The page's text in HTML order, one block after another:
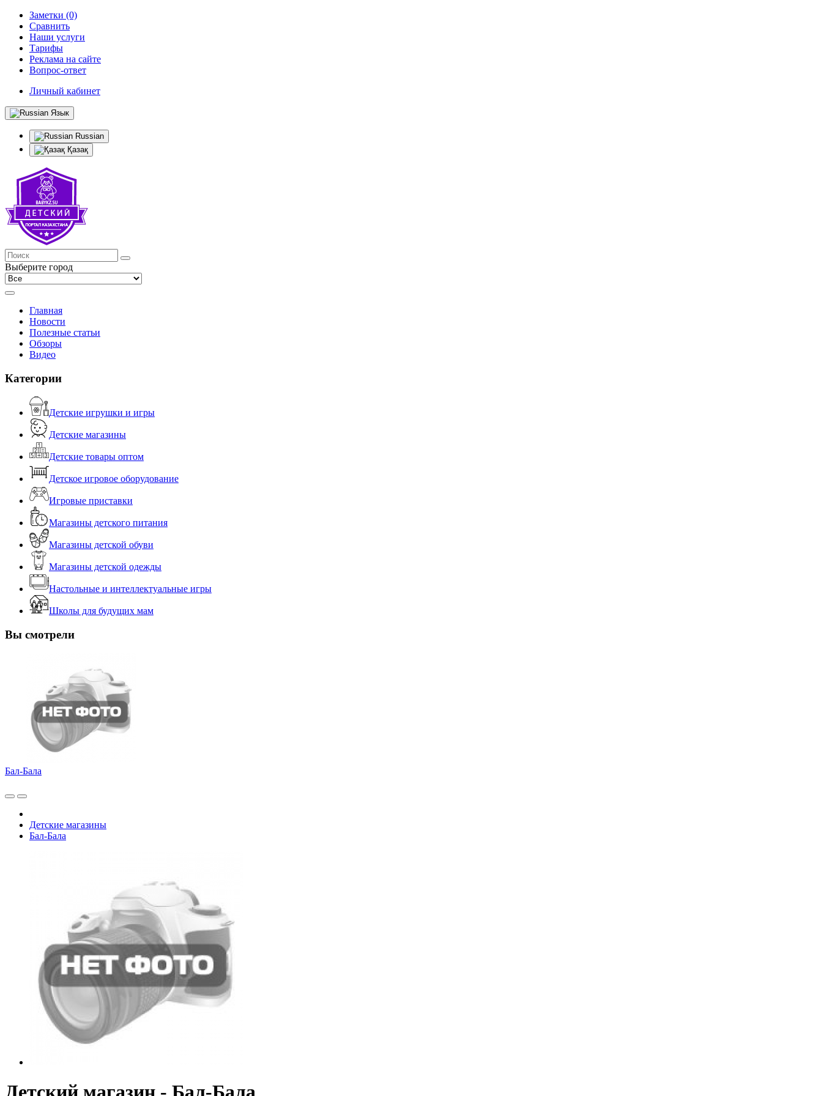
Заметки (0)
Сравнить
Наши услуги
Тарифы
Реклама на сайте
Вопрос-ответ
Личный кабинет
Язык
Russian
Қазақ
Выберите город
Главная
Новости
Полезные статьи
Обзоры
Видео
Категории
Детские игрушки и игры
Детские магазины
Детские товары оптом
Детское игровое оборудование
Игровые приставки
Магазины детского питания
Магазины детской обуви
Магазины детской одежды
Настольные и интеллектуальные игры
Школы для будущих мам
Вы смотрели
Бал-Бала
Детские магазины
Бал-Бала